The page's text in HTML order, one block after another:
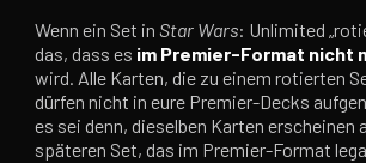
Wenn ein Set inStar Wars: Unlimited
das, dass es im Premier-Format nicht
wird. Alle Karten, die zu einem rotierten
dürfen nicht in eure Premier-Decks
es sei denn, dieselben Karten erscheinen
späteren Set, das im Premier-Format